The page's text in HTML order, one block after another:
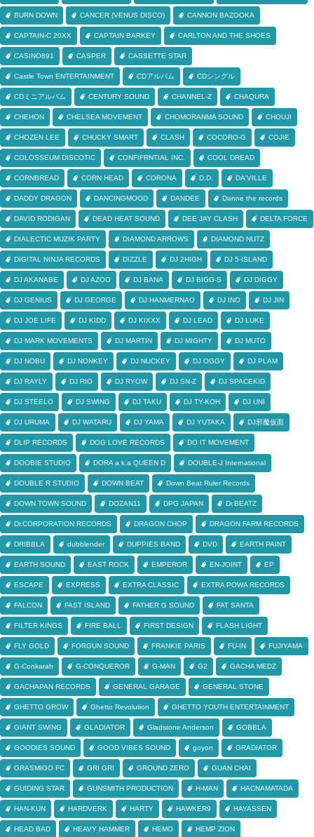
BURN DOWN CANCER (VENUS DISCO) CANNON BAZOOKA
CAPTAIN-C 20XX CAPTAIN BARKEY CARLTON AND THE SHOES
CASINO891 CASPER CASSETTE STAR
Castle Town ENTERTAINMENT CDアルバム CDシングル
CDミニアルバム CENTURY SOUND CHANNEL-Z CHAQURA
CHEHON CHELSEA MOVEMENT CHOMORANMA SOUND CHOUJI
CHOZEN LEE CHUCKY SMART CLASH COCORO-G COJIE
COLOSSEUM DISCOTIC CONFIFRNTIAL INC. COOL DREAD
CORNBREAD CORN HEAD CORONA D.D. DA'VILLE
DADDY DRAGON DANCINGMOOD DANDEE Danne the records
DAVID RODIGAN DEAD HEAT SOUND DEE JAY CLASH DELTA FORCE
DIALECTIC MUZIK PARTY DIAMOND ARROWS DIAMOND NUTZ
DIGITAL NINJA RECORDS DIZZLE DJ 2HIGH DJ 5-ISLAND
DJ AKANABE DJ AZOO DJ BANA DJ BIGG-S DJ DIGGY
DJ GENIUS DJ GEORGE DJ HANMERNAO DJ INO DJ JIN
DJ JOE LIFE DJ KIDD DJ KIXXX DJ LEAD DJ LUKE
DJ MARK MOVEMENTS DJ MARTIN DJ MIGHTY DJ MUTO
DJ NOBU DJ NONKEY DJ NUCKEY DJ OGGY DJ PLAM
DJ RAYLY DJ RIO DJ RYOW DJ SN-Z DJ SPACEKID
DJ STEELO DJ SWING DJ TAKU DJ TY-KOH DJ UNI
DJ URUMA DJ WATARU DJ YAMA DJ YUTAKA DJ邪魔仮面
DLIP RECORDS DOG LOVE RECORDS DO IT MOVEMENT
DOOBIE STUDIO DORA a.k.a QUEEN D DOUBLE-J International
DOUBLE R STUDIO DOWN BEAT Down Beat Ruler Records
DOWN TOWN SOUND DOZAN11 DPG JAPAN Dr.BEATZ
Dr.CORPORATION RECORDS DRAGON CHOP DRAGON FARM RECORDS
DRIBBLA dubblender DUPPIES BAND DVD EARTH PAINT
EARTH SOUND EAST ROCK EMPEROR EN-JOINT EP
ESCAPE EXPRESS EXTRA CLASSIC EXTRA POWA RECORDS
FALCON FAST ISLAND FATHER G SOUND FAT SANTA
FILTER KINGS FIRE BALL FIRST DESIGN FLASH LIGHT
FLY GOLD FORGUN SOUND FRANKIE PARIS FU-IN FUJIYAMA
G-Conkarah G-CONQUEROR G-MAN G2 GACHA MEDZ
GACHAPAN RECORDS GENERAL GARAGE GENERAL STONE
GHETTO GROW Ghetto Revolution GHETTO YOUTH ENTERTAINMENT
GIANT SWING GLADIATOR Gladstone Anderson GOBBLA
GOODIES SOUND GOOD VIBES SOUND goyon GRADIATOR
GRASMIGO FC GRI GRI GROUND ZERO GUAN CHAI
GUIDING STAR GUNSMITH PRODUCTION H-MAN HACNAMATADA
HAN-KUN HARDVERK HARTY HAWKER9 HAYASSEN
HEAD BAD HEAVY HAMMER HEMO HEMP ZION